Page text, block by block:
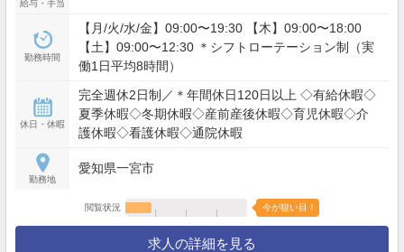
給与・手当
勤務時間
【月/火/水/金】09:00〜19:30 【木】09:00〜18:00
【土】09:00〜12:30 ＊シフトローテーション制（実
働1日平均8時間）
休日・休暇
完全週休2日制／＊年間休日120日以上 ◇有給休暇◇
夏季休暇◇冬期休暇◇産前産後休暇◇育児休暇◇介
護休暇◇看護休暇◇通院休暇
勤務地
愛知県一宮市
閲覧状況 今が狙い目！
求人の詳細を見る